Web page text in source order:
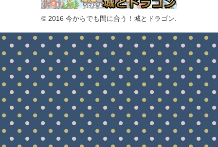
© 2016 今からでも間に合う！城とドラゴン.